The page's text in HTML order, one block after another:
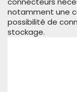
notamment une
possibilité de
stockage.